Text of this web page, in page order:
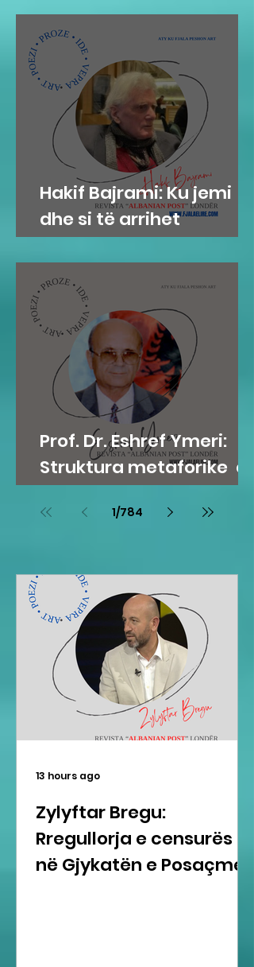
Hakif Bajrami: Ku jemi
dhe si të arrihet
bashkimi kombëtar
Prof. Dr. Eshref Ymeri:
Struktura metaforike e
romanit “Hëna e Belshit”
1/784
Zylyftar Bregu:
Rregullorja e censurës
në Gjykatën e Posaçme
13 hours ago